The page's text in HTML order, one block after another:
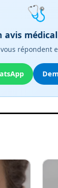
🩺
avis
répondent